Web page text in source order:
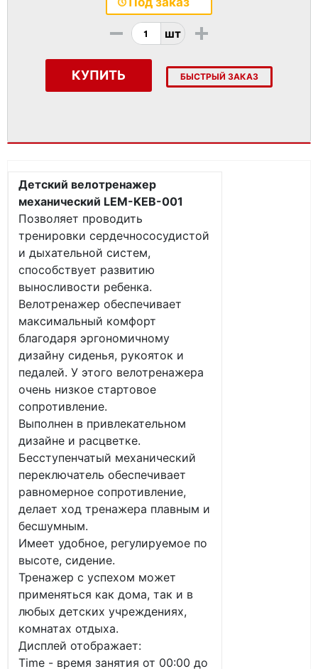
- шт +
КУПИТЬ БЫСТРЫЙ ЗАКАЗ
Детский велотренажер
механический LEM-KEB-001
Позволяет проводить
тренировки сердечнососудистой
и дыхательной систем,
способствует развитию
выносливости ребенка.
Велотренажер обеспечивает
максимальный комфорт
благодаря эргономичному
дизайну сиденья, рукояток и
педалей. У этого велотренажера
очень низкое стартовое
сопротивление.
Выполнен в привлекательном
дизайне и расцветке.
Бесступенчатый механический
переключатель обеспечивает
равномерное сопротивление,
делает ход тренажера плавным и
бесшумным.
Имеет удобное, регулируемое по
высоте, сидение.
Тренажер с успехом может
применяться как дома, так и в
любых детских учреждениях,
комнатах отдыха.
Дисплей отображает:
Time - время занятия от 00:00 до